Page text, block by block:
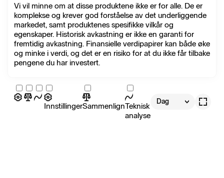
Vi vil minne om at disse produktene ikke er for alle. De er
komplekse og krever god forståelse av det underliggende
markedet, samt produktenes spesifikke vilkår og
egenskaper. Historisk avkastning er ikke en garanti for
fremtidig avkastning. Finansielle verdipapirer kan både øke
og minke i verdi, og det er en risiko for at du ikke får tilbake
pengene du har investert.
InnstillingerSammenlignTeknisk
analyse
Dag